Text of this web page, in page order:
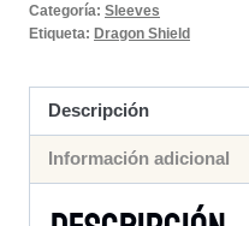
Categoría: Sleeves
Etiqueta: Dragon Shield
Descripción
Información adicional